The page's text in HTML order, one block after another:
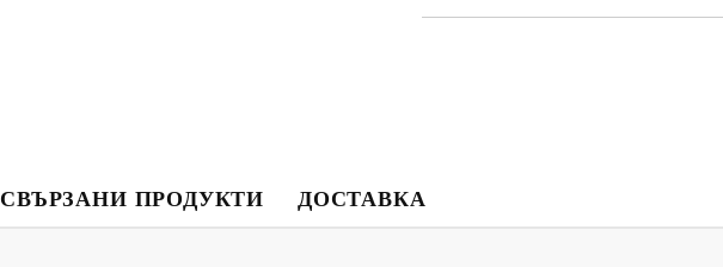
Вход Регистрация
СВЪРЗАНИ ПРОДУКТИ ДОСТАВКА